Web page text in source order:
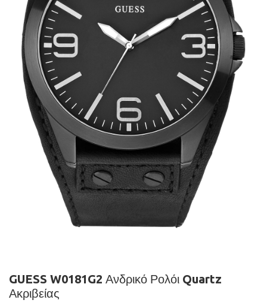
GUESS W0181G2 Ανδρικό Ρολόι Quartz
Ακριβείας